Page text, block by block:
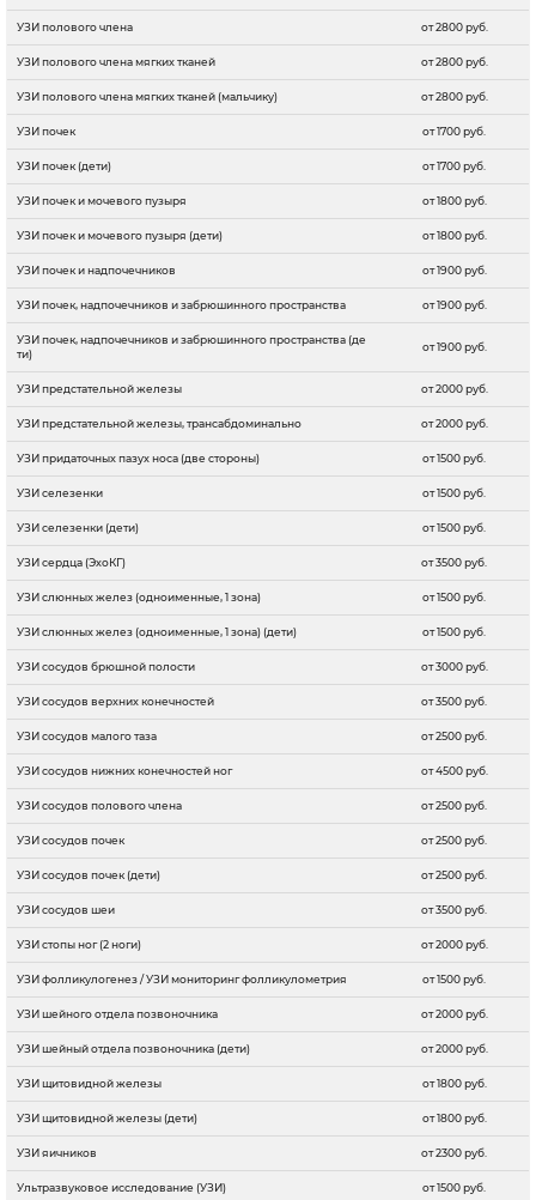
УЗИ полового члена от 2800 руб.
УЗИ полового члена мягких тканей от 2800 руб.
УЗИ полового члена мягких тканей (мальчику) от 2800 руб.
УЗИ почек от 1700 руб.
УЗИ почек (дети) от 1700 руб.
УЗИ почек и мочевого пузыря от 1800 руб.
УЗИ почек и мочевого пузыря (дети) от 1800 руб.
УЗИ почек и надпочечников от 1900 руб.
УЗИ почек, надпочечников и забрюшинного пространства от 1900 руб.
УЗИ почек, надпочечников и забрюшинного пространства (де
ти)
от 1900 руб.
УЗИ предстательной железы от 2000 руб.
УЗИ предстательной железы, трансабдоминально от 2000 руб.
УЗИ придаточных пазух носа (две стороны) от 1500 руб.
УЗИ селезенки от 1500 руб.
УЗИ селезенки (дети) от 1500 руб.
УЗИ сердца (ЭхоКГ) от 3500 руб.
УЗИ слюнных желез (одноименные, 1 зона) от 1500 руб.
УЗИ слюнных желез (одноименные, 1 зона) (дети) от 1500 руб.
УЗИ сосудов брюшной полости от 3000 руб.
УЗИ сосудов верхних конечностей от 3500 руб.
УЗИ сосудов малого таза от 2500 руб.
УЗИ сосудов нижних конечностей ног от 4500 руб.
УЗИ сосудов полового члена от 2500 руб.
УЗИ сосудов почек от 2500 руб.
УЗИ сосудов почек (дети) от 2500 руб.
УЗИ сосудов шеи от 3500 руб.
УЗИ стопы ног (2 ноги) от 2000 руб.
УЗИ фолликулогенез / УЗИ мониторинг фолликулометрия от 1500 руб.
УЗИ шейного отдела позвоночника от 2000 руб.
УЗИ шейный отдела позвоночника (дети) от 2000 руб.
УЗИ щитовидной железы от 1800 руб.
УЗИ щитовидной железы (дети) от 1800 руб.
УЗИ яичников от 2300 руб.
Ультразвуковое исследование (УЗИ) от 1500 руб.